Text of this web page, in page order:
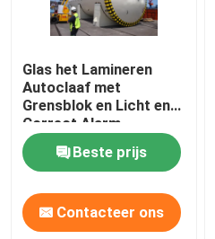
Glas het Lamineren
Autoclaaf met
Grensblok en Licht en
Correct Alarm
Beste prijs
Contacteer ons